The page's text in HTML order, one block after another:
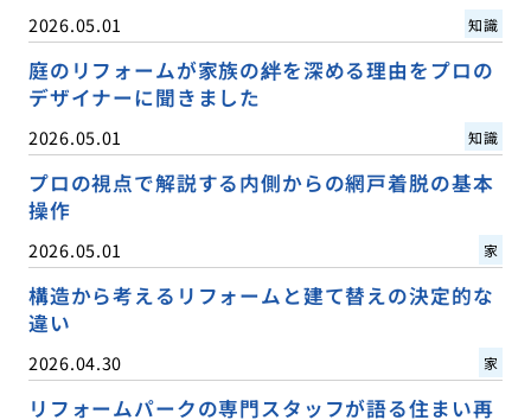
2026.05.01 知識
庭のリフォームが家族の絆を深める理由をプロの
デザイナーに聞きました
2026.05.01 知識
プロの視点で解説する内側からの網戸着脱の基本
操作
2026.05.01 家
構造から考えるリフォームと建て替えの決定的な
違い
2026.04.30 家
リフォームパークの専門スタッフが語る住まい再